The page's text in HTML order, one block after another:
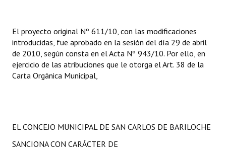
El proyecto original Nº 611/10, con las modificaciones
introducidas, fue aprobado en la sesión del día 29 de abril
de 2010, según consta en el Acta Nº 943/10. Por ello, en
ejercicio de las atribuciones que le otorga el Art. 38 de la
Carta Orgánica Municipal,
EL CONCEJO MUNICIPAL DE SAN CARLOS DE BARILOCHE
SANCIONA CON CARÁCTER DE